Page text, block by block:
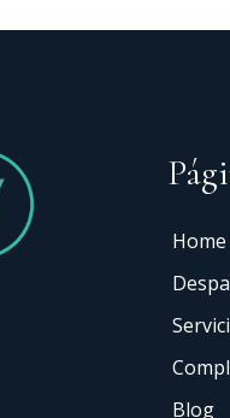
Home
Blog